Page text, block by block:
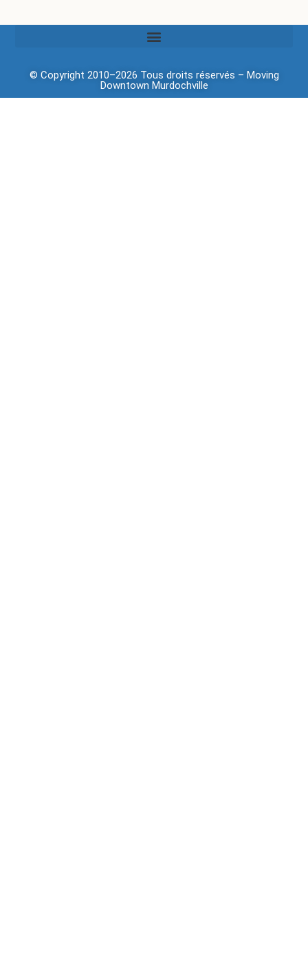
© Copyright 2010–2026 Tous droits réservés – Moving
Downtown Murdochville